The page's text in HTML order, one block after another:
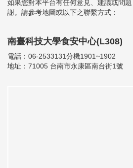
如果您對本平台有任何意見、建議或問
謝。請參考地圖或以下之聯繫方式：
南臺科技大學食安中心(L308)
電話：06-2533131分機1901~1902
地址：71005 台南市永康區南台街1號